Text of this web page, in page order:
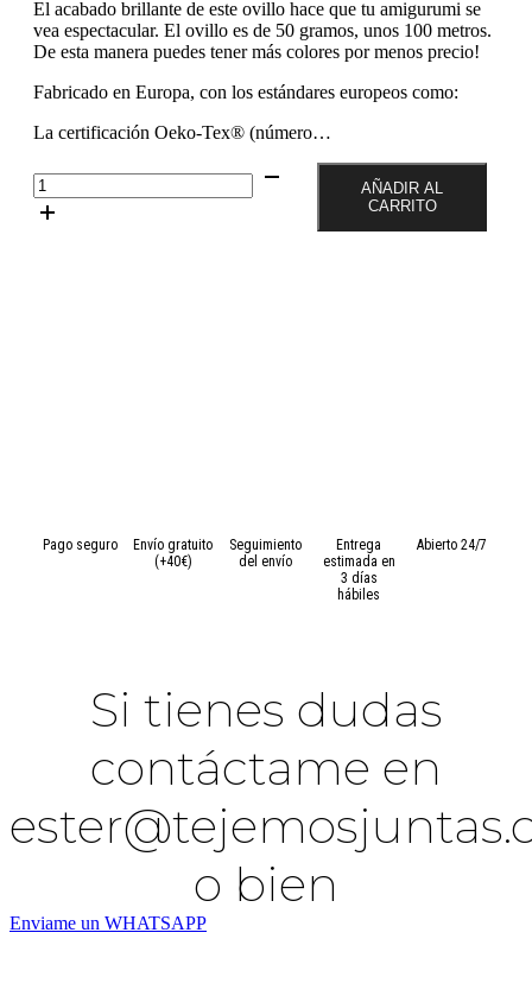
El acabado brillante de este ovillo hace que tu amigurumi se
vea espectacular. El ovillo es de 50 gramos, unos 100 metros.
De esta manera puedes tener más colores por menos precio!
Fabricado en Europa, con los estándares europeos como:
La certificación Oeko-Tex® (número…
Color
Amarillo
Claro
AÑADIR AL
CARRITO
Pago seguro
Envío gratuito
(+40€)
Seguimiento
del envío
Entrega
estimada en
3 días
hábiles
Abierto 24/7
Si tienes dudas
contáctame en
o bien
Enviame un WHATSAPP